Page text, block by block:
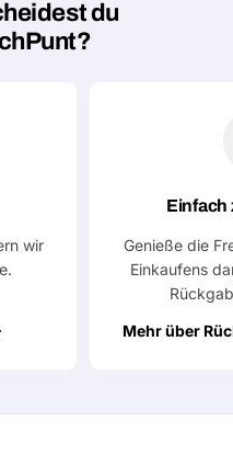
du
wir
Einfach
Genieße die
Einkaufens
Mehr über